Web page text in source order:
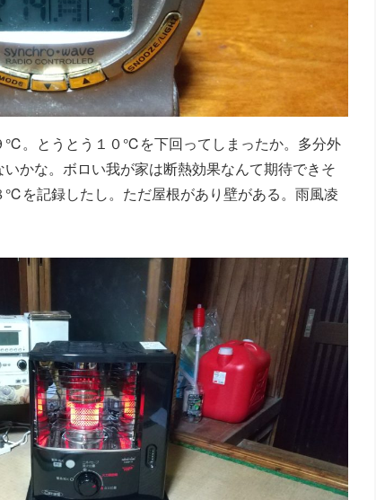
℃。とうとう１０℃を下回ってしまったか。多分外
かな。ボロい我が家は断熱効果なんて期待できそ
℃を記録したし。ただ屋根があり壁がある。雨風凌